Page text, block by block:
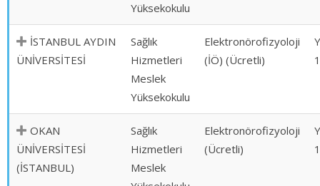
Yüksekokulu
İSTANBUL AYDIN
ÜNİVERSİTESİ
Sağlık
Hizmetleri
Meslek
Yüksekokulu
Elektronörofizyoloji
(İÖ) (Ücretli)
1
OKAN
ÜNİVERSİTESİ
(İSTANBUL)
Sağlık
Hizmetleri
Meslek
Elektronörofizyoloji
(Ücretli)
1